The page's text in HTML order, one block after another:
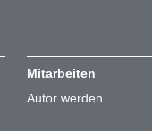
Mitarbeiten
Autor werden